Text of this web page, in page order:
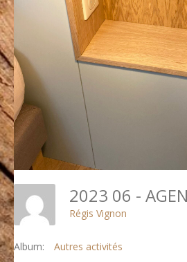
Régis Vignon
Album: Autres activités